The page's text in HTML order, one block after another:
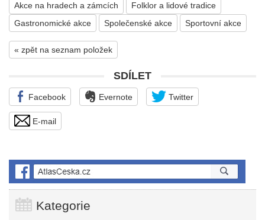
Akce na hradech a zámcích
Folklor a lidové tradice
Gastronomické akce
Společenské akce Sportovní akce
« zpět na seznam položek
SDÍLET
Facebook Evernote Twitter
E-mail
Kategorie